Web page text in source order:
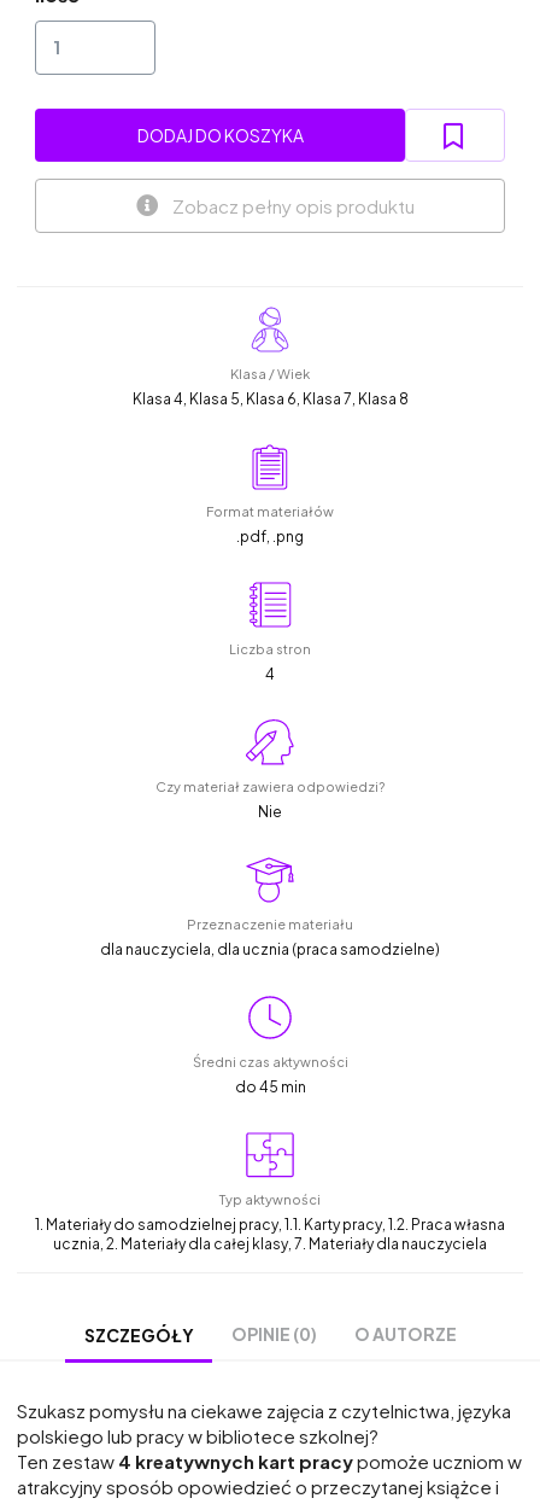
DODAJ DO KOSZYKA
Zobacz pełny opis produktu
Klasa / Wiek
Klasa 4, Klasa 5, Klasa 6, Klasa 7, Klasa 8
Format materiałów
.pdf, .png
Liczba stron
4
Czy materiał zawiera odpowiedzi?
Nie
Przeznaczenie materiału
dla nauczyciela, dla ucznia (praca samodzielne)
Średni czas aktywności
do 45 min
Typ aktywności
1. Materiały do samodzielnej pracy, 1.1. Karty pracy, 1.2. Praca własna
ucznia, 2. Materiały dla całej klasy, 7. Materiały dla nauczyciela
SZCZEGÓŁY OPINIE (0) O AUTORZE
Szukasz pomysłu na ciekawe zajęcia z czytelnictwa, języka
polskiego lub pracy w bibliotece szkolnej?
Ten zestaw 4 kreatywnych kart pracypomoże uczniom w
atrakcyjny sposób opowiedzieć o przeczytanej książce i